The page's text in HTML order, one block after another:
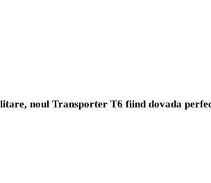
noul Transporter T6 fiind dovada